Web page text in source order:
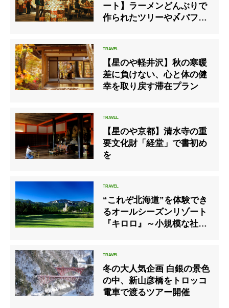
ート】ラーメンどんぶりで
作られたツリーや〆パフェ
【星のや軽井沢】秋の寒暖
差に負けない、心と体の健
幸を取り戻す滞在プラン
【星のや京都】清水寺の重
要文化財「経堂」で書初め
を
“これぞ北海道”を体験でき
るオールシーズンリゾート
『キロロ』～小規模な社用
冬の大人気企画 白銀の景色
の中、新山彦橋をトロッコ
電車で渡るツアー開催